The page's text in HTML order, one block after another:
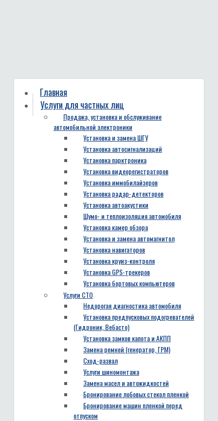
Главная
Услуги для частных лиц
Продажа, установка и обслуживание
автомобильной электроники
Установка и замена ШГУ
Установка автосигнализаций
Установка парктроника
Установка видеорегистраторов
Установка иммобилайзеров
Установка радар-детекторов
Установка автоакустики
Шумо- и теплоизоляция автомобиля
Установка камер обзора
Установка и замена автомагнитол
Установка навигаторов
Установка круиз-контроля
Установка GPS-трекеров
Установка бортовых компьютеров
Услуги СТО
Недорогая диагностика автомобиля
Установка предпусковых подогревателей
(Гидроник, Вебасто)
Установка замков капота и АКПП
Замена ремней (генератор, ГРМ)
Сход-развал
Услуги шиномонтажа
Замена масел и автожидкостей
Бронирование лобовых стекол пленкой
Бронирование машин пленкой перед
отпуском